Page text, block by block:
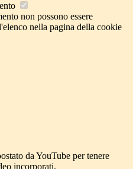
non possono essere
nella pagina della cookie
da YouTube per tenere
incorporati.